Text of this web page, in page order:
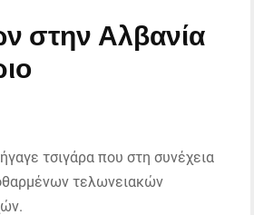
στην Αλβανία
τσιγάρα που στη συνέχεια
τελωνειακών